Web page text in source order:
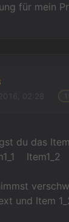
für mein
du das
Item1_2
und Item